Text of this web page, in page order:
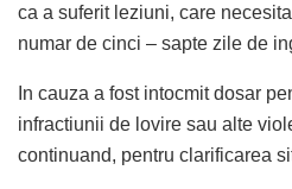
ca a suferit leziuni, care
numar de cinci – sapte zile de
In cauza a fost intocmit dosar
infractiunii de lovire sau alte
continuand, pentru clarificarea